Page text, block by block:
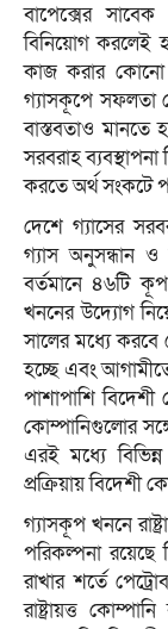
বাপেক্সের
বিনিয়োগ করলেই
কাজ করার কোনো
গ্যাসকূপে সফলতা
বাস্তবতাও মানতে
সরবরাহ
করতে অর্থ সংকটে
দেশে গ্যাসের
গ্যাস অনুসন্ধান ও
বর্তমানে ৪৬টি
খননের উদ্যোগ
সালের মধ্যে করবে
হচ্ছে এবং
পাশাপাশি বিদেশী
কোম্পানিগুলোর
এরই মধ্যে
প্রক্রিয়ায় বিদেশী
গ্যাসকূপ খননে
পরিকল্পনা রয়েছে
রাখার শর্তে
রাষ্ট্রায়ত্ত